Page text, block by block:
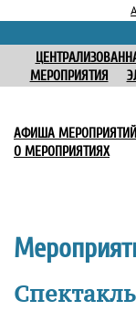
МЕРОПРИЯТИЯ
АФИША МЕРОПРИЯТИЙ
О МЕРОПРИЯТИЯХ